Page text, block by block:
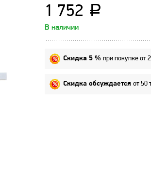
1 752 a
В наличии
Скидка 5 % при покупке от
Скидка обсуждается от 50